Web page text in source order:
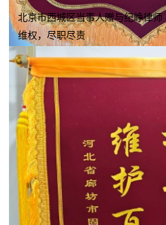
北京市西城区当事人赠与纪峥律
维权，尽职尽责